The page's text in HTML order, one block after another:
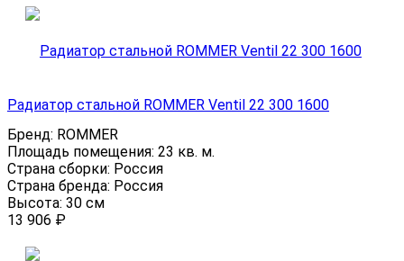
Радиатор стальной ROMMER Ventil 22 300 1600
Бренд: ROMMER
Площадь помещения: 23 кв. м.
Страна сборки: Россия
Страна бренда: Россия
Высота: 30 см
13 906 ₽